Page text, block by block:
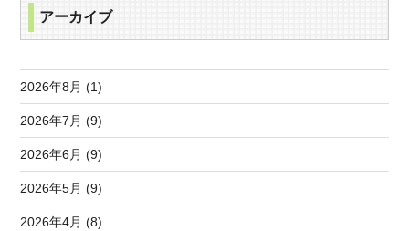
アーカイブ
2026年8月 (1)
2026年7月 (9)
2026年6月 (9)
2026年5月 (9)
2026年4月 (8)